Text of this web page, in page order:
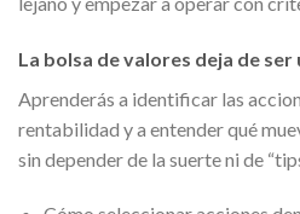
La bolsa de valores deja de
Aprenderás a identificar las
rentabilidad y a entender qué
sin depender de la suerte ni de